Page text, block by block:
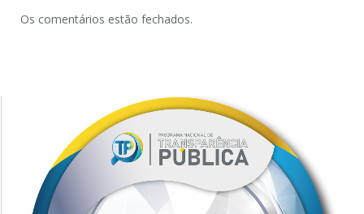
Os comentários estão fechados.